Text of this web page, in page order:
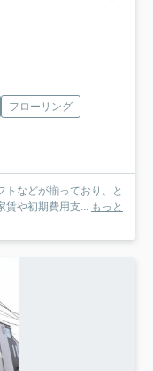
フローリング
などが揃っており、と
賃や初期費用支... もっと